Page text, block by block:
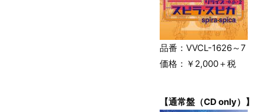
品番：VVCL-1626～7
価格：￥2,000＋税
【通常盤（CD only）】